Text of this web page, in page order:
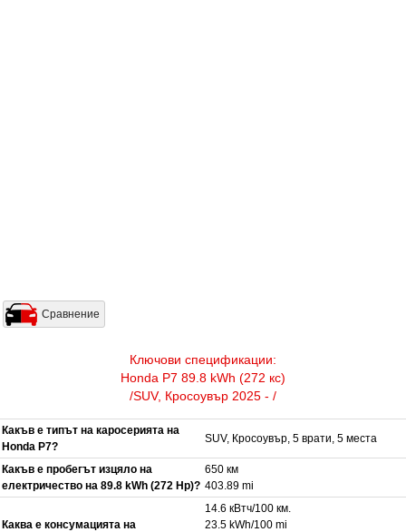
Сравнение
Ключови спецификации:
Honda P7 89.8 kWh (272 кс)
/SUV, Кросоувър 2025 - /
Какъв е типът на каросерията на
Honda P7?
SUV, Кросоувър, 5 врати, 5 места
Какъв е пробегът изцяло на
електричество на 89.8 kWh (272 Hp)?
650 км
403.89 mi
Каква е консумацията на
14.6 кВтч/100 км.
23.5 kWh/100 mi